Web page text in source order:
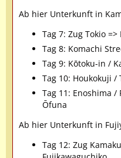
Ab hier Unterkunft in
Tag 7: Zug Tokio
Tag 8: Komachi
Tag 9: Kōtoku-in /
Tag 10: Houkokuji /
Tag 11: Enoshima
Ōfuna
Ab hier Unterkunft in
Tag 12: Zug